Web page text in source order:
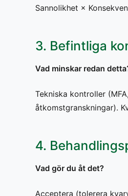
Sannolikhet ×
3. Befintliga
Vad minskar redan
Tekniska kontroller
åtkomstgranskningar).
4.
Vad gör du åt det?
Acceptera (tolerera